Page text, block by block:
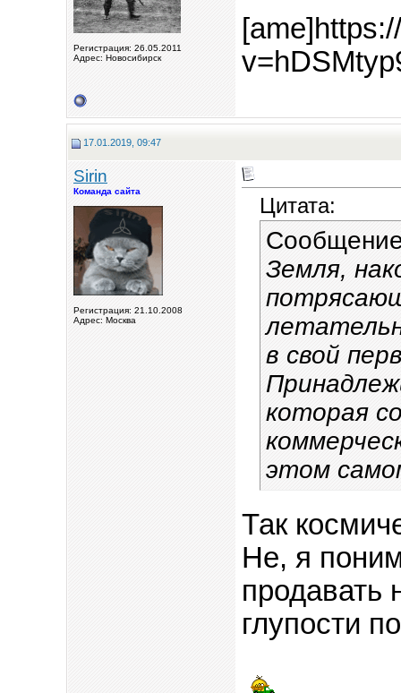
Регистрация: 26.05.2011
Адрес: Новосибирск
17.01.2019, 09:47
Sirin
Команда сайта
Регистрация: 21.10.2008
Адрес: Москва
Цитата:
Земля,
в свой
которая
этом
Так
Не, я
продавать
глупости